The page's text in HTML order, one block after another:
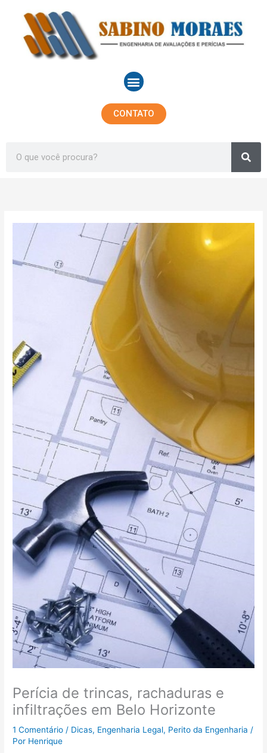
conteúdo
Menu
CONTATO
Perícia de trincas, rachaduras e
infiltrações em Belo Horizonte
1 Comentário / Dicas, Engenharia Legal, Perito da Engenharia /
Por Henrique